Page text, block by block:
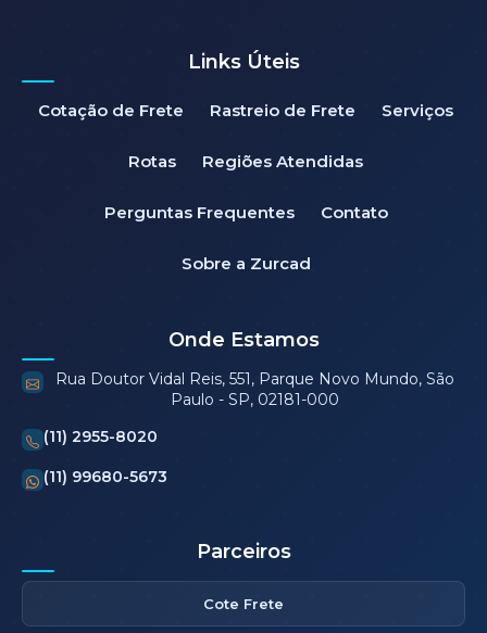
Links Úteis
Cotação de Frete Rastreio de Frete Serviços
Rotas Regiões Atendidas
Perguntas Frequentes Contato
Sobre a Zurcad
Onde Estamos
Rua Doutor Vidal Reis, 551, Parque Novo Mundo, São
Paulo - SP, 02181-000
(11) 2955-8020
(11) 99680-5673
Parceiros
Cote Frete